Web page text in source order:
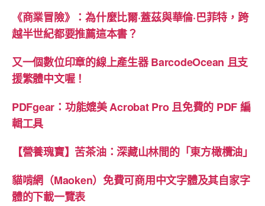
《商業冒險》：為什麼比爾·蓋茲與華倫·巴菲特，跨
越半世紀都要推薦這本書？
又一個數位印章的線上產生器 BarcodeOcean 且支
援繁體中文喔！
PDFgear：功能媲美 Acrobat Pro 且免費的 PDF 編
輯工具
【營養瑰寶】苦茶油：深藏山林間的「東方橄欖油」
貓啃網（Maoken）免費可商用中文字體及其自家字
體的下載一覽表